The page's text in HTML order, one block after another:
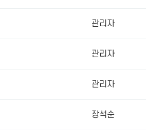
관리자
관리자
관리자
장석순